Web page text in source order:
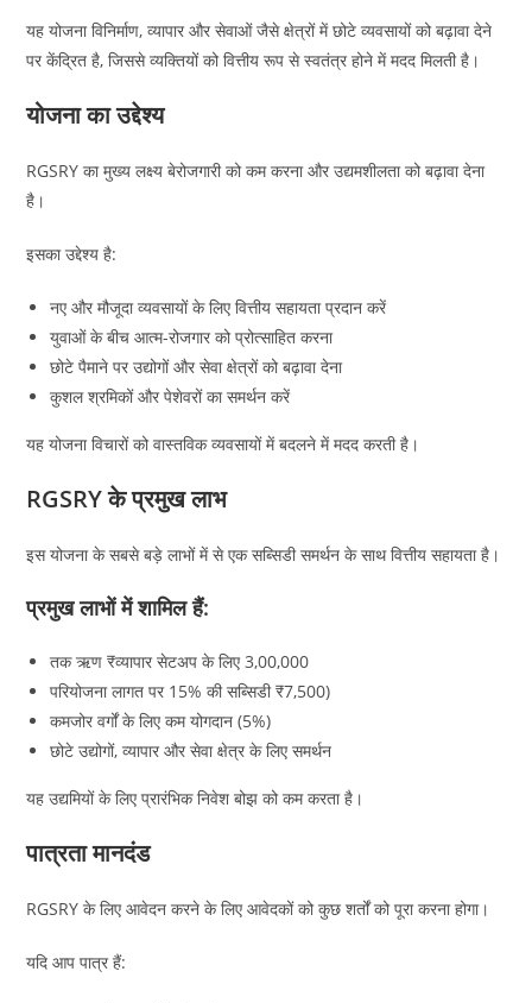
यह योजना विनिर्माण, व्यापार और सेवाओं जैसे क्षेत्रों में छोटे व्यवसायों को बढ़ावा देने
पर केंद्रित है, जिससे व्यक्तियों को वित्तीय रूप से स्वतंत्र होने में मदद मिलती है।
योजना का उद्देश्य
RGSRY का मुख्य लक्ष्य बेरोजगारी को कम करना और उद्यमशीलता को बढ़ावा देना
है।
इसका उद्देश्य है:
नए और मौजूदा व्यवसायों के लिए वित्तीय सहायता प्रदान करें
युवाओं के बीच आत्म-रोजगार को प्रोत्साहित करना
छोटे पैमाने पर उद्योगों और सेवा क्षेत्रों को बढ़ावा देना
कुशल श्रमिकों और पेशेवरों का समर्थन करें
यह योजना विचारों को वास्तविक व्यवसायों में बदलने में मदद करती है।
RGSRY के प्रमुख लाभ
इस योजना के सबसे बड़े लाभों में से एक सब्सिडी समर्थन के साथ वित्तीय सहायता है।
प्रमुख लाभों में शामिल हैं:
तक ऋण ₹व्यापार सेटअप के लिए 3,00,000
परियोजना लागत पर 15% की सब्सिडी ₹7,500)
कमजोर वर्गों के लिए कम योगदान (5%)
छोटे उद्योगों, व्यापार और सेवा क्षेत्र के लिए समर्थन
यह उद्यमियों के लिए प्रारंभिक निवेश बोझ को कम करता है।
पात्रता मानदंड
RGSRY के लिए आवेदन करने के लिए आवेदकों को कुछ शर्तों को पूरा करना होगा।
यदि आप पात्र हैं: